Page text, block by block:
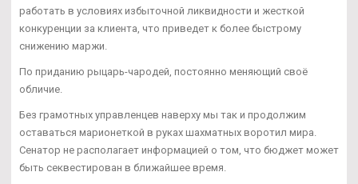
работать в условиях избыточной ликвидности и жесткой
конкуренции за клиента, что приведет к более быстрому
снижению маржи.
По приданию рыцарь-чародей, постоянно меняющий своё
обличие.
Без грамотных управленцев наверху мы так и продолжим
оставаться марионеткой в руках шахматных воротил мира.
Сенатор не располагает информацией о том, что бюджет может
быть секвестирован в ближайшее время.